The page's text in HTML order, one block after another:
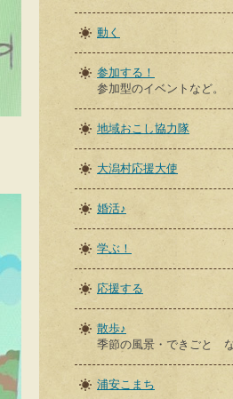
動く
参加する！
参加型のイベントなど。
地域おこし協力隊
大潟村応援大使
婚活♪
学ぶ！
応援する
散歩♪
季節の風景・できごと
浦安こまち